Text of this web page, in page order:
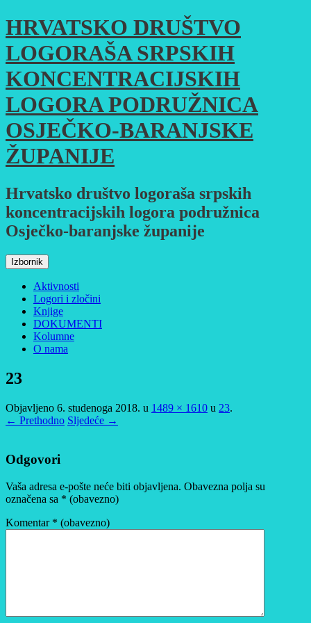
Skoči
do
sadržaja
HRVATSKO DRUŠTVO
LOGORAŠA SRPSKIH
KONCENTRACIJSKIH
LOGORA PODRUŽNICA
OSJEČKO-BARANJSKE
ŽUPANIJE
Hrvatsko društvo logoraša srpskih
koncentracijskih logora podružnica
Osječko-baranjske županije
Izbornik
Aktivnosti
Logori i zločini
Knjige
DOKUMENTI
Kolumne
O nama
23
Objavljeno 6. studenoga 2018. u 1489 × 1610 u 23.
← Prethodno Sljedeće →
Odgovori
Vaša adresa e-pošte neće biti objavljena. Obavezna polja su
označena sa * (obavezno)
Komentar * (obavezno)